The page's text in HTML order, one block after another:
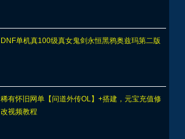
DNF单机真100级真女鬼剑永恒黑鸦奥兹玛第二版
稀有怀旧网单【问道外传OL】+搭建，元宝充值修
改视频教程